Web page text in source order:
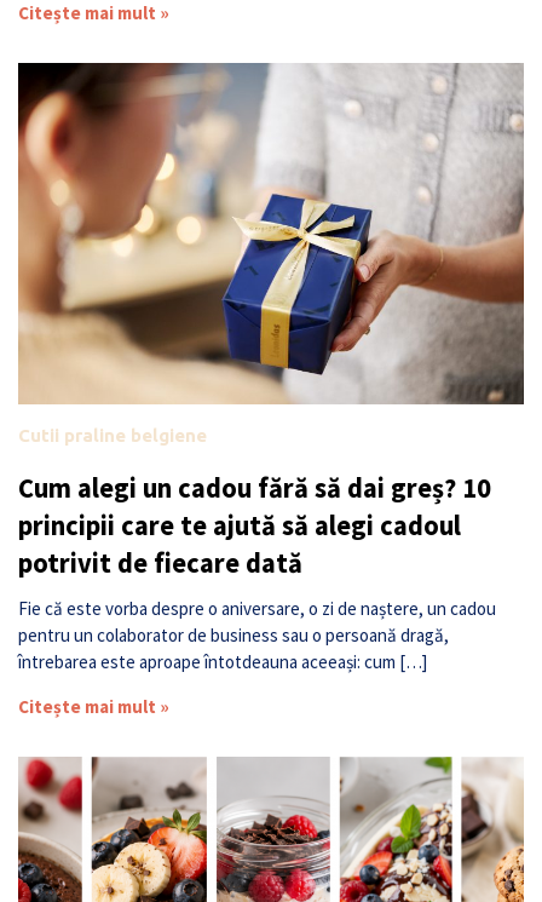
Citește mai mult »
Cutii praline belgiene
Cum alegi un cadou fără să dai greș? 10
principii care te ajută să alegi cadoul
potrivit de fiecare dată
Fie că este vorba despre o aniversare, o zi de naștere, un cadou
pentru un colaborator de business sau o persoană dragă,
întrebarea este aproape întotdeauna aceeași: cum […]
Citește mai mult »